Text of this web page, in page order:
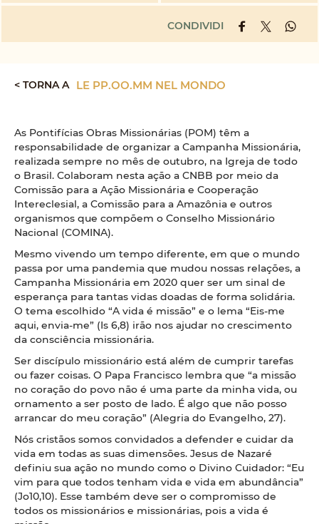
CONDIVIDI
< TORNA A LE PP.OO.MM NEL MONDO
As Pontifícias Obras Missionárias (POM) têm a
responsabilidade de organizar a Campanha Missionária,
realizada sempre no mês de outubro, na Igreja de todo
o Brasil. Colaboram nesta ação a CNBB por meio da
Comissão para a Ação Missionária e Cooperação
Intereclesial, a Comissão para a Amazônia e outros
organismos que compõem o Conselho Missionário
Nacional (COMINA).
Mesmo vivendo um tempo diferente, em que o mundo
passa por uma pandemia que mudou nossas relações, a
Campanha Missionária em 2020 quer ser um sinal de
esperança para tantas vidas doadas de forma solidária.
O tema escolhido “A vida é missão” e o lema “Eis-me
aqui, envia-me” (Is 6,8) irão nos ajudar no crescimento
da consciência missionária.
Ser discípulo missionário está além de cumprir tarefas
ou fazer coisas. O Papa Francisco lembra que “a missão
no coração do povo não é uma parte da minha vida, ou
ornamento a ser posto de lado. É algo que não posso
arrancar do meu coração” (Alegria do Evangelho, 27).
Nós cristãos somos convidados a defender e cuidar da
vida em todas as suas dimensões. Jesus de Nazaré
definiu sua ação no mundo como o Divino Cuidador: “Eu
vim para que todos tenham vida e vida em abundância”
(Jo10,10). Esse também deve ser o compromisso de
todos os missionários e missionárias, pois a vida é